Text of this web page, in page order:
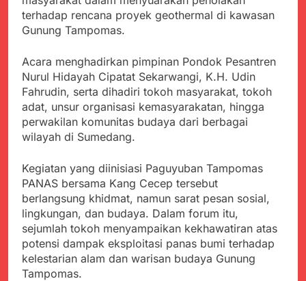
Kabupaten Sukabumi
Angkat Bicara
Satgas Yonif 310/KK
Lakukan Pengecatan
Angkat Bicara Terkait
Dugaan pembelian obat
yang akan Kadaluarsa
oleh Puskesmas
Juli 21, 2024
Diduga Pembelian Obat
oleh Puskesmas di
Kab. Sukabumi yang
akan Kadaluarsa.
Juli 20, 2024
Tunjukan
Bantuan Duka Cita
Juli 20, 2024
Polda Jabar Beberkan
Perkembangan
Terbaru Kasus Dago
Elos
Juli 20, 2024
Kejaksaan Negeri Kab
Sukabumi didesak usut
Tuntas Dugaan
penyelewengan
Juli 19, 2024
Diduga Kuat
terhadap rencana proyek geothermal di kawasan
Gunung Tampomas.
Acara menghadirkan pimpinan Pondok Pesantren
Nurul Hidayah Cipatat Sekarwangi, K.H. Udin
Fahrudin, serta dihadiri tokoh masyarakat, tokoh
adat, unsur organisasi kemasyarakatan, hingga
perwakilan komunitas budaya dari berbagai
wilayah di Sumedang.
Kegiatan yang diinisiasi Paguyuban Tampomas
PANAS bersama Kang Cecep tersebut
berlangsung khidmat, namun sarat pesan sosial,
lingkungan, dan budaya. Dalam forum itu,
sejumlah tokoh menyampaikan kekhawatiran atas
potensi dampak eksploitasi panas bumi terhadap
kelestarian alam dan warisan budaya Gunung
Tampomas.